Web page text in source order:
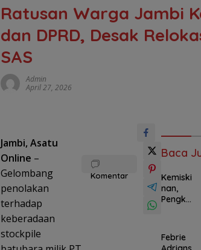
Ratusan Warga Jambi
dan DPRD, Desak
SAS
Admin
April 27, 2026
Jambi, Asatu
Online –
Gelombang
penolakan
terhadap
keberadaan
stockpile
Komentar
Baca
Kemiski
nan,
Pengkhi
Dilema
Moral
Febrie